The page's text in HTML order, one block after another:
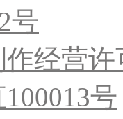
号
经营
号